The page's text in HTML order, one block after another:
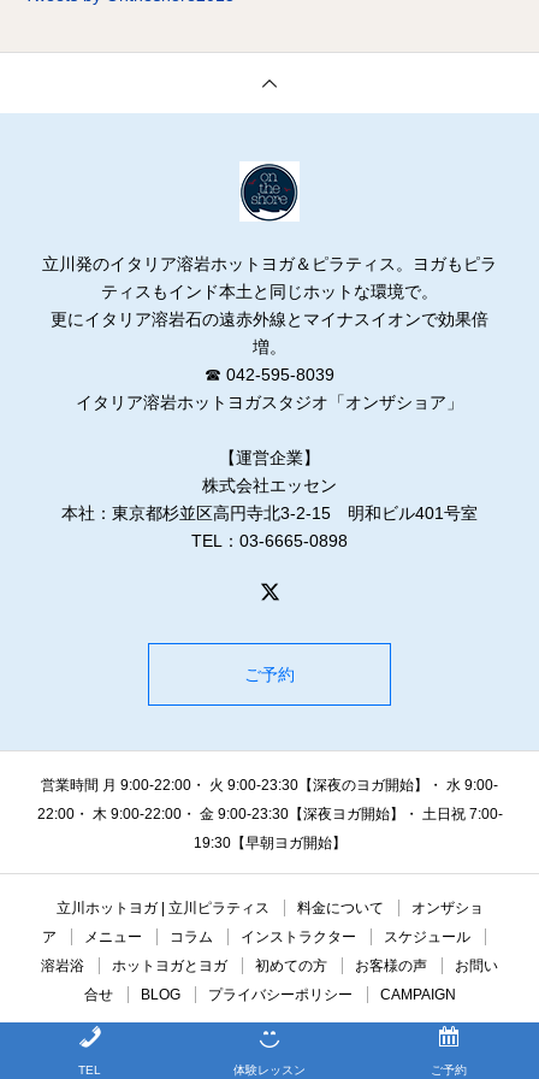
立川発のイタリア溶岩ホットヨガ＆ピラティス。ヨガもピラ
ティスもインド本土と同じホットな環境で。
更にイタリア溶岩石の遠赤外線とマイナスイオンで効果倍
増。
☎ 042-595-8039
イタリア溶岩ホットヨガスタジオ「オンザショア」
【運営企業】
株式会社エッセン
本社：東京都杉並区高円寺北3-2-15 明和ビル401号室
TEL：03-6665-0898
ご予約
営業時間 月 9:00-22:00・ 火 9:00-23:30【深夜のヨガ開始】・ 水 9:00-
22:00・ 木 9:00-22:00・ 金 9:00-23:30【深夜ヨガ開始】・ 土日祝 7:00-
19:30【早朝ヨガ開始】
立川ホットヨガ | 立川ピラティス 料金について
オンザショ
ア
メニュー コラム インストラクター
スケジュール
溶岩浴
ホットヨガとヨガ 初めての方 お客様の声
お問い
合せ
BLOG プライバシーポリシー CAMPAIGN
TEL 体験レッスン ご予約